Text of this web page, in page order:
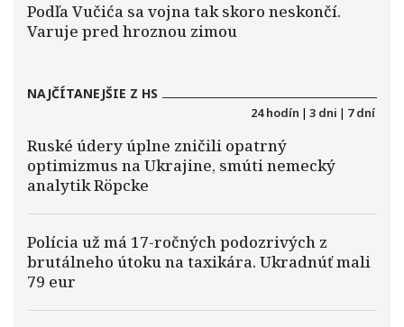
Podľa Vučića sa vojna tak skoro neskončí.
Varuje pred hroznou zimou
NAJČÍTANEJŠIE Z HS
24 hodín | 3 dni | 7 dní
Ruské údery úplne zničili opatrný
optimizmus na Ukrajine, smúti nemecký
analytik Röpcke
Polícia už má 17-ročných podozrivých z
brutálneho útoku na taxikára. Ukradnúť mali
79 eur